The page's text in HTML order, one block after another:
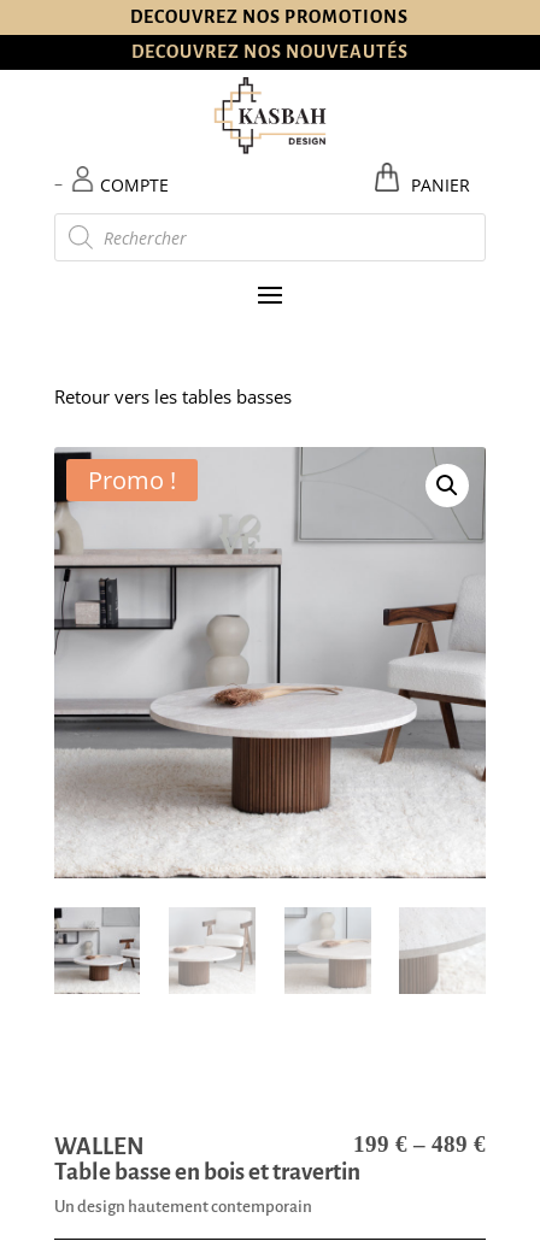
DECOUVREZ NOS PROMOTIONS
DECOUVREZ NOS NOUVEAUTÉS
COMPTE PANIER
–
Recherche
de
produits
Retour vers les tables basses
Promo !
WALLEN
Table basse en bois et travertin
Un design hautement contemporain
199€ –489€